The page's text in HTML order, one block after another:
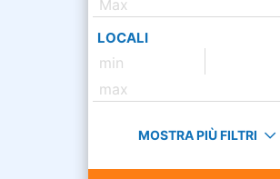
LOCALI
MOSTRA PIÙ FILTRI